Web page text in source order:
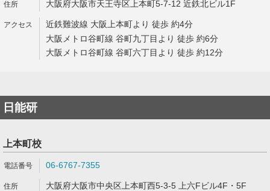
大阪府大阪市天王寺区上本町5-7-12 近鉄北ビル1F
近鉄難波線 大阪上本町より 徒歩 約4分
大阪メトロ谷町線 谷町九丁目より 徒歩 約6分
大阪メトロ谷町線 谷町六丁目より 徒歩 約12分
日能研
上本町校
06-6767-7355
大阪府大阪市中央区上本町西5-3-5 上六Fビル4F・5F